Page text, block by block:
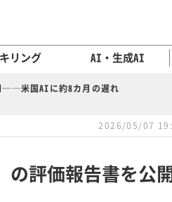
リング AI・生成AI
──米国AIに約8カ月の遅れ
2026/05/07
の評価報告書を公